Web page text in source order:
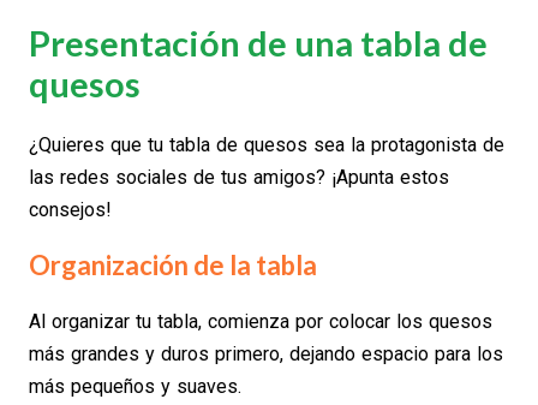
Presentación de una tabla de
quesos
¿Quieres que tu tabla de quesos sea la protagonista de
las redes sociales de tus amigos? ¡Apunta estos
consejos!
Organización de la tabla
Al organizar tu tabla, comienza por colocar los quesos
más grandes y duros primero, dejando espacio para los
más pequeños y suaves.